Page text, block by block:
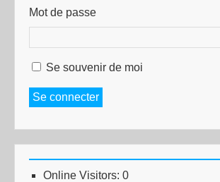
Mot de passe
Se souvenir de moi
Se connecter
Online Visitors: 0